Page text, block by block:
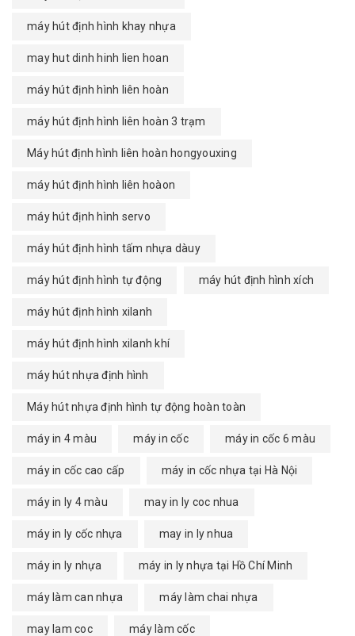
máy hút định hình khay nhựa
may hut dinh hinh lien hoan
máy hút định hình liên hoàn
máy hút định hình liên hoàn 3 trạm
Máy hút định hình liên hoàn hongyouxing
máy hút định hình liên hoàon
máy hút định hình servo
máy hút định hình tấm nhựa dàuy
máy hút định hình tự động máy hút định hình xích
máy hút định hình xilanh
máy hút định hình xilanh khí
máy hút nhựa định hình
Máy hút nhựa định hình tự động hoàn toàn
máy in 4 màu máy in cốc máy in cốc 6 màu
máy in cốc cao cấp máy in cốc nhựa tại Hà Nội
máy in ly 4 màu may in ly coc nhua
máy in ly cốc nhựa may in ly nhua
máy in ly nhựa máy in ly nhựa tại Hồ Chí Minh
máy làm can nhựa máy làm chai nhựa
may lam coc máy làm cốc